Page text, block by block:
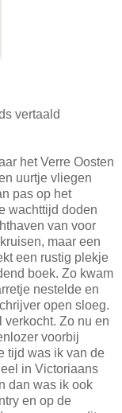
vertaald
het Verre Oosten
uurtje vliegen
pas op het
wachttijd doden
van voor
maar een
een rustig plekje
boek. Zo kwam
nestelde en
open sloeg.
verkocht. Zo nu en
voorbij
tijd was ik van de
in Victoriaans
dan was ik ook
en op de